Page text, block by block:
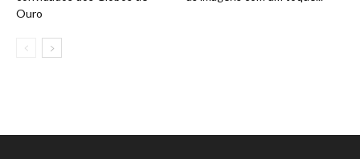
Ouro